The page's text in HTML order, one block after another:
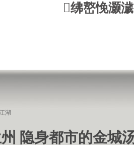
绋嶅悗灏
湖
隐身都市的金城